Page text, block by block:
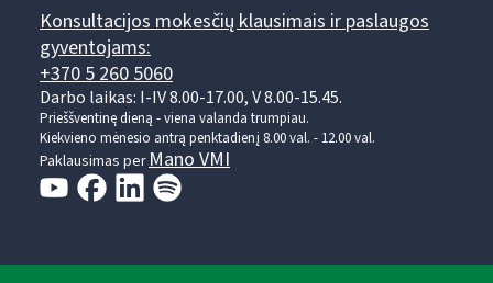
Konsultacijos mokesčių klausimais ir paslaugos
gyventojams:
+370 5 260 5060
Darbo laikas: I-IV 8.00-17.00, V 8.00-15.45.
Prieššventinę dieną - viena valanda trumpiau.
Kiekvieno mėnesio antrą penktadienį 8.00 val. - 12.00 val.
Paklausimas perMano VMI